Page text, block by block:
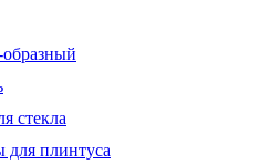
стекла
для плинтуса